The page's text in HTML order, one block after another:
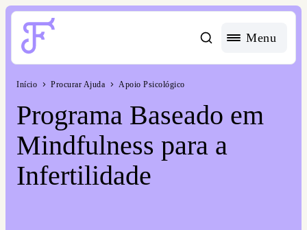
Acessible Menu Logo
Menu
Início Procurar Ajuda Apoio Psicológico
Programa Baseado em
Mindfulness para a
Infertilidade